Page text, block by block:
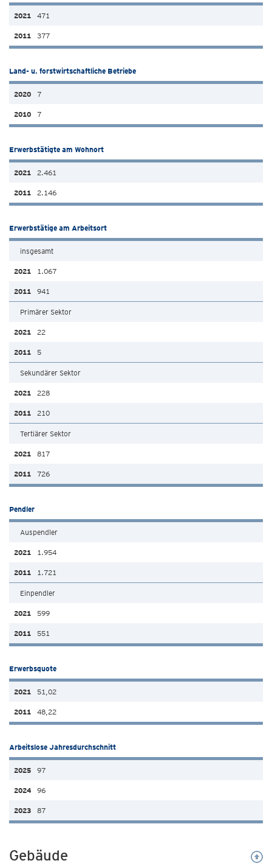
471
377
Land- u. forstwirtschaftliche Betriebe
7
7
Erwerbstätigte am Wohnort
2.461
2.146
Erwerbstätige am Arbeitsort
insgesamt
1.067
941
Primärer Sektor
22
5
Sekundärer Sektor
228
210
Tertiärer Sektor
817
726
Pendler
Auspendler
1.954
1.721
Einpendler
599
551
Erwerbsquote
51,02
48,22
Arbeitslose Jahresdurchschnitt
97
96
87
Gebäude